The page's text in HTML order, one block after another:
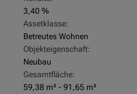
3,40 %
Assetklasse:
Betreutes Wohnen
Objekteigenschaft:
Neubau
Gesamtfläche:
59,38 m² - 91,65 m²